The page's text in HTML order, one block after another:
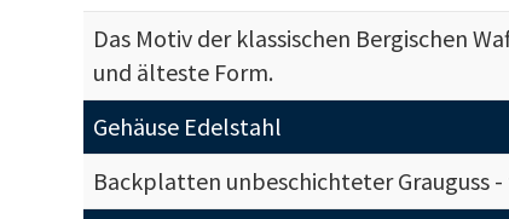
Das Motiv der klassischen Bergischen
und älteste Form.
Gehäuse Edelstahl
Backplatten unbeschichteter Grauguss